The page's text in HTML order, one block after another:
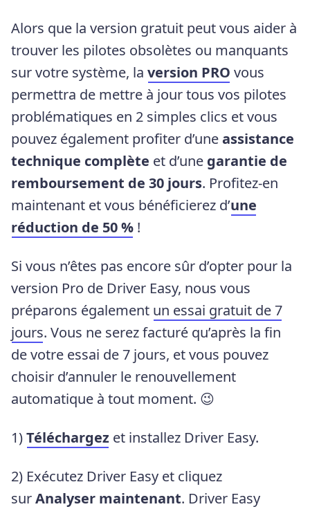
Alors que la version gratuit peut vous aider à
trouver les pilotes obsolètes ou manquants
sur votre système, la version PRO vous
permettra de mettre à jour tous vos pilotes
problématiques en 2 simples clics et vous
pouvez également profiter d’uneassistance
technique complète et d’une garantie de
remboursement de 30 jours. Profitez-en
maintenant et vous bénéficierez d’une
réduction de 50 % !
Si vous n’êtes pas encore sûr d’opter pour la
version Pro de Driver Easy, nous vous
préparons également un essai gratuit de 7
jours. Vous ne serez facturé qu’après la fin
de votre essai de 7 jours, et vous pouvez
choisir d’annuler le renouvellement
automatique à tout moment. 😉
1)Téléchargez et installez Driver Easy.
2) Exécutez Driver Easy et cliquez
surAnalyser maintenant. Driver Easy